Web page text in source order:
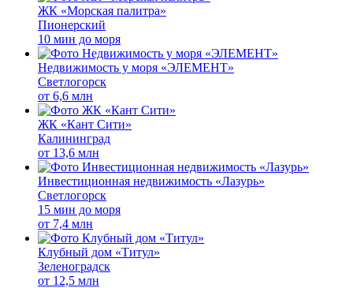
ЖК «Морская палитра»
Пионерский
10 мин до моря
Недвижимость у моря «ЭЛЕМЕНТ»
Светлогорск
от 6,6 млн
ЖК «Кант Сити»
Калининград
от 13,6 млн
Инвестиционная недвижимость «Лазурь»
Светлогорск
15 мин до моря
от 7,4 млн
Клубный дом «Титул»
Зеленоградск
от 12,5 млн